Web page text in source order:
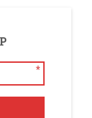
*